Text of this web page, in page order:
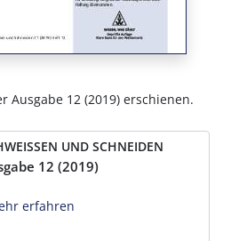
Ausgabe 12 (2019) erschienen.
UND SCHNEIDEN
12 (2019)
erfahren